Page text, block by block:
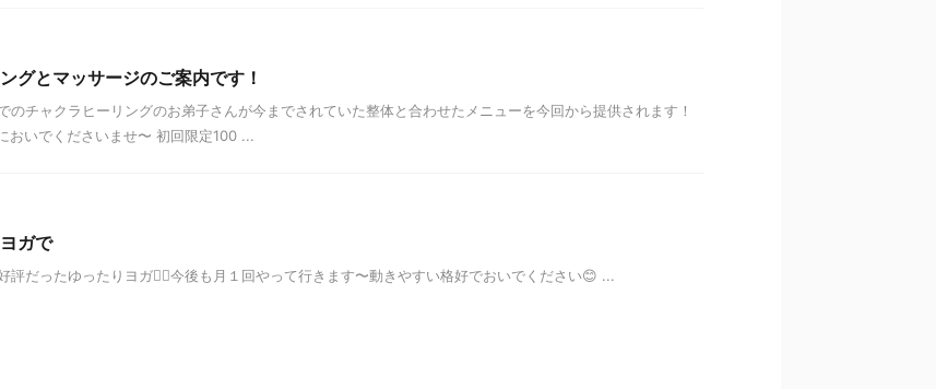
グとマッサージのご案内です！
のチャクラヒーリングのお弟子さんが今までされていた整体と合わせたメニューを今回から提供されます！
おいでくださいませ〜 初回限定100 ...
ガで
だったゆったりヨガ🧘‍♀️今後も月１回やって行きます〜動きやすい格好でおいでください😊 ...